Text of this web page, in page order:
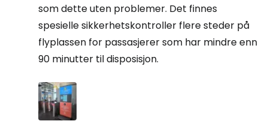
som dette uten problemer. Det finnes
spesielle sikkerhetskontroller flere steder på
flyplassen for passasjerer som har mindre enn
90 minutter til disposisjon.